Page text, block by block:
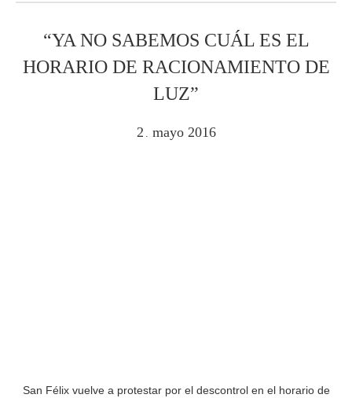
“YA NO SABEMOS CUÁL ES EL
HORARIO DE RACIONAMIENTO DE
LUZ”
2 mayo 2016
San Félix vuelve a protestar por el descontrol en el horario de